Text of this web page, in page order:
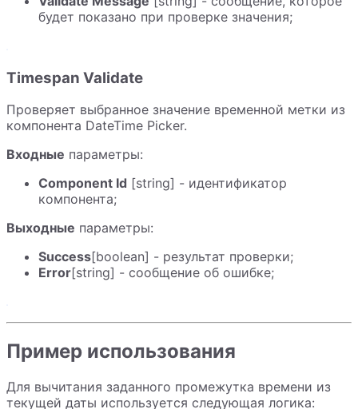
будет показано при проверке значения;
Timespan Validate
Проверяет выбранное значение временной метки из
компонента DateTime Picker.
Входные параметры:
Component Id [string] - идентификатор
компонента;
Выходные параметры:
Success[boolean] - результат проверки;
Error[string] - сообщение об ошибке;
Пример использования
Для вычитания заданного промежутка времени из
текущей даты используется следующая логика: